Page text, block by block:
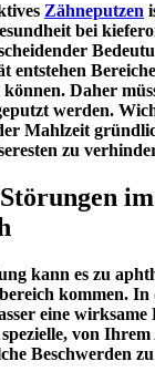
Zähneputzen
bei
entstehen
können. Daher
werden.
Mahlzeit
zu
im
kann es zu
kommen. In
eine wirksame
von
Beschwerden